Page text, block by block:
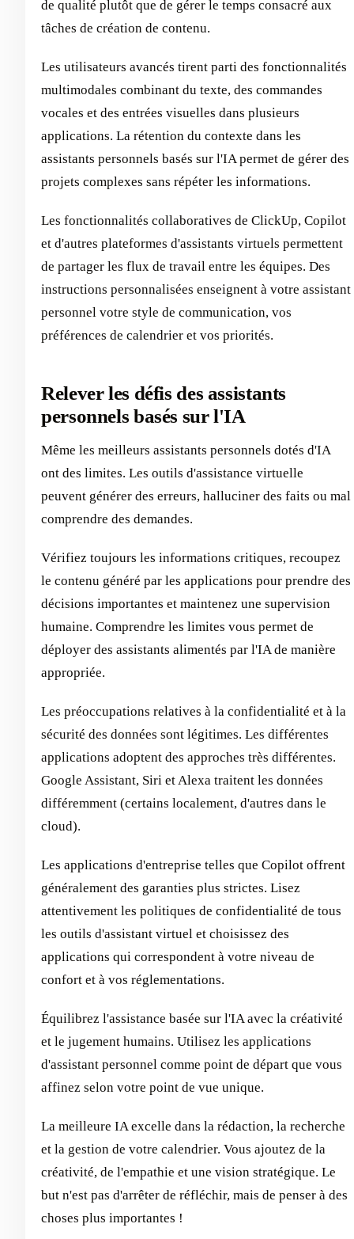
de qualité plutôt que de gérer le temps consacré aux
tâches de création de contenu.
Les utilisateurs avancés tirent parti des fonctionnalités
multimodales combinant du texte, des commandes
vocales et des entrées visuelles dans plusieurs
applications. La rétention du contexte dans les
assistants personnels basés sur l'IA permet de gérer des
projets complexes sans répéter les informations.
Les fonctionnalités collaboratives de ClickUp, Copilot
et d'autres plateformes d'assistants virtuels permettent
de partager les flux de travail entre les équipes. Des
instructions personnalisées enseignent à votre assistant
personnel votre style de communication, vos
préférences de calendrier et vos priorités.
Relever les défis des assistants
personnels basés sur l'IA
Même les meilleurs assistants personnels dotés d'IA
ont des limites. Les outils d'assistance virtuelle
peuvent générer des erreurs, halluciner des faits ou mal
comprendre des demandes.
Vérifiez toujours les informations critiques, recoupez
le contenu généré par les applications pour prendre des
décisions importantes et maintenez une supervision
humaine. Comprendre les limites vous permet de
déployer des assistants alimentés par l'IA de manière
appropriée.
Les préoccupations relatives à la confidentialité et à la
sécurité des données sont légitimes. Les différentes
applications adoptent des approches très différentes.
Google Assistant, Siri et Alexa traitent les données
différemment (certains localement, d'autres dans le
cloud).
Les applications d'entreprise telles que Copilot offrent
généralement des garanties plus strictes. Lisez
attentivement les politiques de confidentialité de tous
les outils d'assistant virtuel et choisissez des
applications qui correspondent à votre niveau de
confort et à vos réglementations.
Équilibrez l'assistance basée sur l'IA avec la créativité
et le jugement humains. Utilisez les applications
d'assistant personnel comme point de départ que vous
affinez selon votre point de vue unique.
La meilleure IA excelle dans la rédaction, la recherche
et la gestion de votre calendrier. Vous ajoutez de la
créativité, de l'empathie et une vision stratégique. Le
but n'est pas d'arrêter de réfléchir, mais de penser à des
choses plus importantes !